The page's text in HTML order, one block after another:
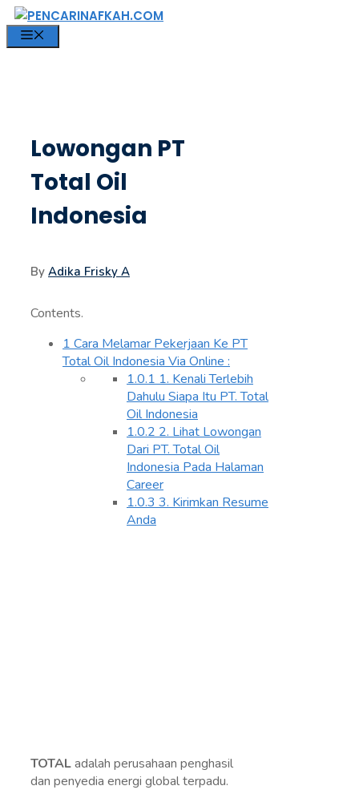
Langsung
ke
isi
Lowongan PT
Total Oil
Indonesia
By Adika Frisky A
Contents.
1Cara Melamar Pekerjaan Ke PT
Total Oil Indonesia Via Online :
1.0.11. Kenali Terlebih
Dahulu Siapa Itu PT. Total
Oil Indonesia
1.0.22. Lihat Lowongan
Dari PT. Total Oil
Indonesia Pada Halaman
Career
1.0.33. Kirimkan Resume
Anda
TOTALadalah perusahaan penghasil
dan penyedia energi global terpadu.